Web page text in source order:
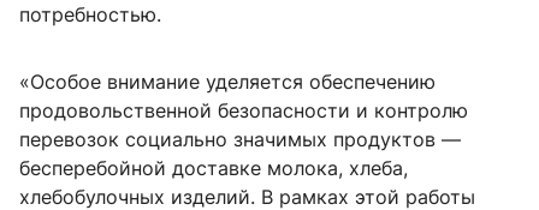
потребностью.
«Особое внимание уделяется обеспечению
продовольственной безопасности и контролю
перевозок социально значимых продуктов —
бесперебойной доставке молока, хлеба,
хлебобулочных изделий. В рамках этой работы